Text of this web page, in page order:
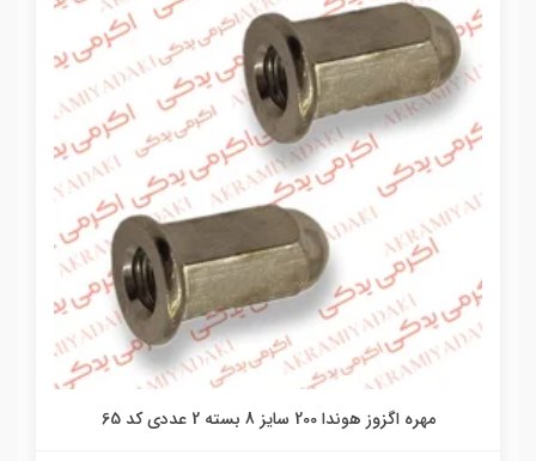
مهره اگزوز هوندا 200 سایز 8 بسته 2 عددی کد 65